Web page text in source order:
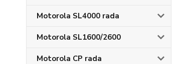
Motorola SL4000 rada
Motorola SL1600/2600
Motorola CP rada